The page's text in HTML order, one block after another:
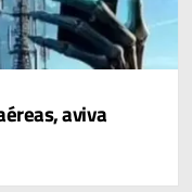
aviva